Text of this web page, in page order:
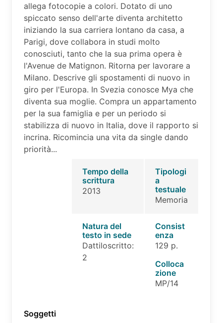
allega fotocopie a colori. Dotato di uno
spiccato senso dell'arte diventa architetto
iniziando la sua carriera lontano da casa, a
Parigi, dove collabora in studi molto
conosciuti, tanto che la sua prima opera è
l'Avenue de Matignon. Ritorna per lavorare a
Milano. Descrive gli spostamenti di nuovo in
giro per l'Europa. In Svezia conosce Mya che
diventa sua moglie. Compra un appartamento
per la sua famiglia e per un periodo si
stabilizza di nuovo in Italia, dove il rapporto si
incrina. Ricomincia una vita da single dando
priorità...
Tempo della
scrittura
2013
Tipologi
a
testuale
Memoria
Natura del
testo in sede
Dattiloscritto:
2
Consist
enza
129 p.
Colloca
zione
MP/14
Soggetti